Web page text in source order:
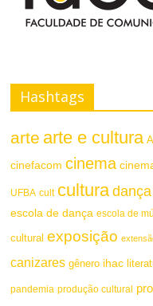
t
e
Hashtags
arte arte e cultura
cinefacom cinema
UFBA cult cultura dança
escola de dança escola de
cultural exposição
canizares gênero ihac
pandemia produção cultural